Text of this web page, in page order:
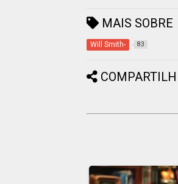
MAIS SOBRE
Will Smith- 83